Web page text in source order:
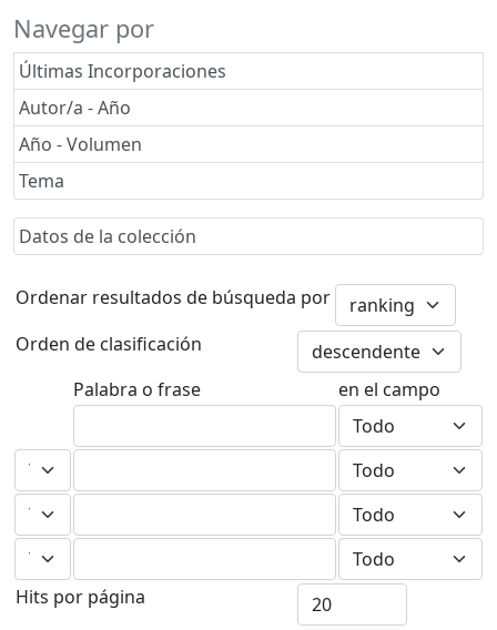
Navegar por
Últimas Incorporaciones
Autor/a - Año
Año - Volumen
Tema
Datos de la colección
Ordenar resultados de búsqueda por
Orden de clasificación
Palabra o frase
en el campo
Hits por página